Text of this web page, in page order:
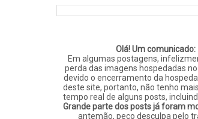
Olá! Um comunicado:
Em algumas postagens,
perda das imagens hospedadas
devido o encerramento da
deste site, portanto, não tenho
tempo real de alguns posts,
Grande parte dos posts já foram
antemão, peço desculpa pelo